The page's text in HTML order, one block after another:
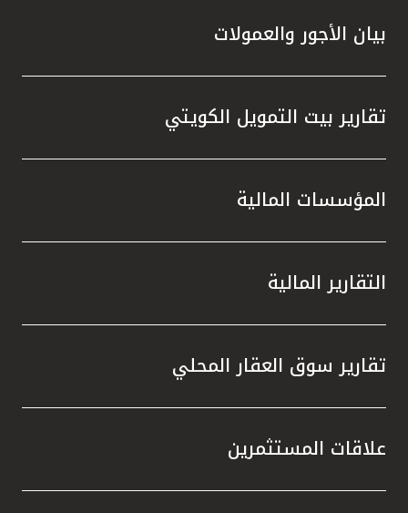
بيان الأجور والعمولات
تقارير بيت التمويل الكويتي
المؤسسات المالية
التقارير المالية
تقارير سوق العقار المحلي
علاقات المستثمرين